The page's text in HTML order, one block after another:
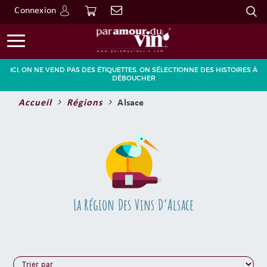
Connexion
Go
ICI, ON NE VEND PAS DES ÉTIQUETTES. ON SÉLECTIONNE DES HISTOIRES À
DÉBOUCHER
Accueil Régions Alsace
La Région Des Vins D’Alsace